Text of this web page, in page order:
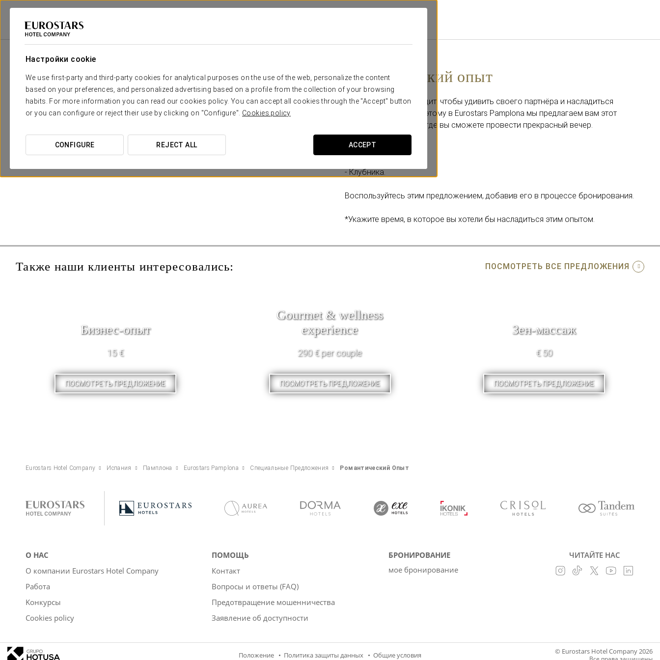
Настройки cookie
We use first-party and third-party cookies for analytical purposes on the use of the web, personalize the content
based on your preferences, and personalized advertising based on a profile from the collection of your browsing
habits. For more information you can read our cookies policy. You can accept all cookies through the "Accept" button
or you can configure or reject their use by clicking on "Configure". Cookies policy
CONFIGURE REJECT ALL ACCEPT
Eurostars Hotel Company
Pомантический опыт
Любой момент подходит, чтобы удивить своего партнёра и насладиться
временем вдвоём, поэтому в Eurostars Pamplona мы предлагаем вам этот
романтический опыт, где вы сможете провести прекрасный вечер.
Включает:
- Клубника.
Воспользуйтесь этим предложением, добавив его в процессе бронирования.
*Укажите время, в которое вы хотели бы насладиться этим опытом.
Также наши клиенты интересовались: ПОСМОТРЕТЬ ВСЕ ПРЕДЛОЖЕНИЯ
Бизнес-опыт
15 €
ПОСМОТРЕТЬ ПРЕДЛОЖЕНИЕ
Gourmet & wellness
experience
290 € per couple
ПОСМОТРЕТЬ ПРЕДЛОЖЕНИЕ
Зен-массаж
€ 50
ПОСМОТРЕТЬ ПРЕДЛОЖЕНИЕ
Eurostars Hotel Company Испания Памплона Eurostars Pamplona Специальные Предложения Pомантический Опыт
О НАС
О компании Eurostars Hotel Company
Работа
Kонкурсы
Cookies policy
ПОМОЩЬ
Контакт
Вопросы и ответы (FAQ)
Предотвращение мошенничества
Заявление об доступности
БРОНИРОВАНИЕ
мое бронирование
ЧИТАЙТЕ НАС
Положение Политика защиты данных Oбщие условия © Eurostars Hotel Company 2026